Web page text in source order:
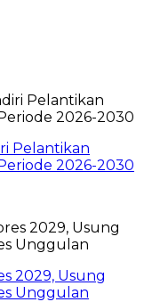
Pelantikan
2026-2030
2029, Usung
Unggulan